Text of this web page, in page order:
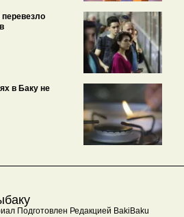
в Баку не
Подготовлен Редакцией BakiBaku